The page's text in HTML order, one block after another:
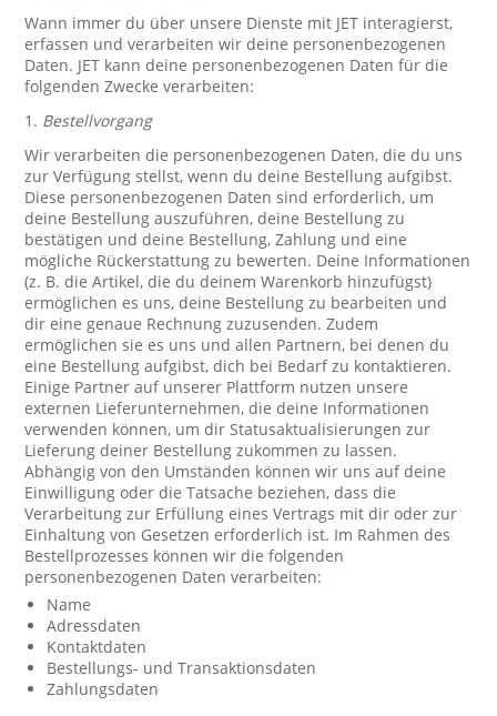
Wann immer du über unsere Dienste mit JET interagierst,
erfassen und verarbeiten wir deine personenbezogenen
Daten. JET kann deine personenbezogenen Daten für die
folgenden Zwecke verarbeiten:
1. Bestellvorgang
Wir verarbeiten die personenbezogenen Daten, die du uns
zur Verfügung stellst, wenn du deine Bestellung aufgibst.
Diese personenbezogenen Daten sind erforderlich, um
deine Bestellung auszuführen, deine Bestellung zu
bestätigen und deine Bestellung, Zahlung und eine
mögliche Rückerstattung zu bewerten. Deine Informationen
(z. B. die Artikel, die du deinem Warenkorb hinzufügst)
ermöglichen es uns, deine Bestellung zu bearbeiten und
dir eine genaue Rechnung zuzusenden. Zudem
ermöglichen sie es uns und allen Partnern, bei denen du
eine Bestellung aufgibst, dich bei Bedarf zu kontaktieren.
Einige Partner auf unserer Plattform nutzen unsere
externen Lieferunternehmen, die deine Informationen
verwenden können, um dir Statusaktualisierungen zur
Lieferung deiner Bestellung zukommen zu lassen.
Abhängig von den Umständen können wir uns auf deine
Einwilligung oder die Tatsache beziehen, dass die
Verarbeitung zur Erfüllung eines Vertrags mit dir oder zur
Einhaltung von Gesetzen erforderlich ist. Im Rahmen des
Bestellprozesses können wir die folgenden
personenbezogenen Daten verarbeiten:
Name
Adressdaten
Kontaktdaten
Bestellungs- und Transaktionsdaten
Zahlungsdaten